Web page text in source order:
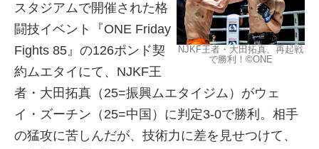
NJKF王者・大田拓真、再起戦
で勝利！©️ONE
スタジアムで開催された格
闘技イベント『ONE Friday
Fights 85』の126ポンド契
約ムエタイにて、NJKF王
者・大田拓真（25=振興ムエタイジム）がウェ
イ・ズーチン（25=中国）に判定3-0で勝利。相手
の猛攻に苦しんだが、技術力に差を見せつけて、